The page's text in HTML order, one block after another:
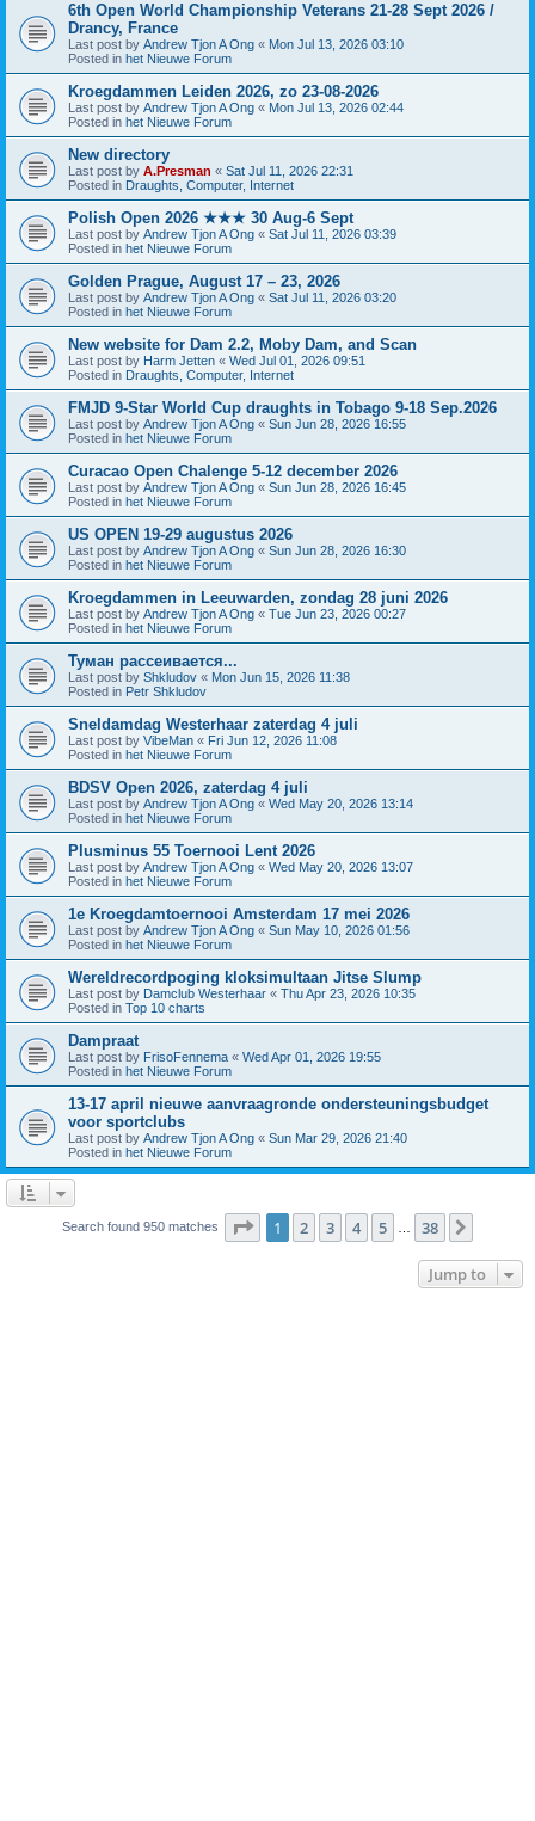
6th Open World Championship Veterans 21-28 Sept 2026 /
Drancy, France
Last post by Andrew Tjon A Ong « Mon Jul 13, 2026 03:10
Posted in het Nieuwe Forum
Kroegdammen Leiden 2026, zo 23-08-2026
Last post by Andrew Tjon A Ong « Mon Jul 13, 2026 02:44
Posted in het Nieuwe Forum
New directory
Last post by A.Presman « Sat Jul 11, 2026 22:31
Posted in Draughts, Computer, Internet
Polish Open 2026 ★★★ 30 Aug-6 Sept
Last post by Andrew Tjon A Ong « Sat Jul 11, 2026 03:39
Posted in het Nieuwe Forum
Golden Prague, August 17 – 23, 2026
Last post by Andrew Tjon A Ong « Sat Jul 11, 2026 03:20
Posted in het Nieuwe Forum
New website for Dam 2.2, Moby Dam, and Scan
Last post by Harm Jetten « Wed Jul 01, 2026 09:51
Posted in Draughts, Computer, Internet
FMJD 9-Star World Cup draughts in Tobago 9-18 Sep.2026
Last post by Andrew Tjon A Ong « Sun Jun 28, 2026 16:55
Posted in het Nieuwe Forum
Curacao Open Chalenge 5-12 december 2026
Last post by Andrew Tjon A Ong « Sun Jun 28, 2026 16:45
Posted in het Nieuwe Forum
US OPEN 19-29 augustus 2026
Last post by Andrew Tjon A Ong « Sun Jun 28, 2026 16:30
Posted in het Nieuwe Forum
Kroegdammen in Leeuwarden, zondag 28 juni 2026
Last post by Andrew Tjon A Ong « Tue Jun 23, 2026 00:27
Posted in het Nieuwe Forum
Туман рассеивается...
Last post by Shkludov « Mon Jun 15, 2026 11:38
Posted in Petr Shkludov
Sneldamdag Westerhaar zaterdag 4 juli
Last post by VibeMan « Fri Jun 12, 2026 11:08
Posted in het Nieuwe Forum
BDSV Open 2026, zaterdag 4 juli
Last post by Andrew Tjon A Ong « Wed May 20, 2026 13:14
Posted in het Nieuwe Forum
Plusminus 55 Toernooi Lent 2026
Last post by Andrew Tjon A Ong « Wed May 20, 2026 13:07
Posted in het Nieuwe Forum
1e Kroegdamtoernooi Amsterdam 17 mei 2026
Last post by Andrew Tjon A Ong « Sun May 10, 2026 01:56
Posted in het Nieuwe Forum
Wereldrecordpoging kloksimultaan Jitse Slump
Last post by Damclub Westerhaar « Thu Apr 23, 2026 10:35
Posted in Top 10 charts
Dampraat
Last post by FrisoFennema « Wed Apr 01, 2026 19:55
Posted in het Nieuwe Forum
13-17 april nieuwe aanvraagronde ondersteuningsbudget
voor sportclubs
Last post by Andrew Tjon A Ong « Sun Mar 29, 2026 21:40
Posted in het Nieuwe Forum
Search found 950 matches Page 1of 38
1 2 3 4 5 … 38
Jump to